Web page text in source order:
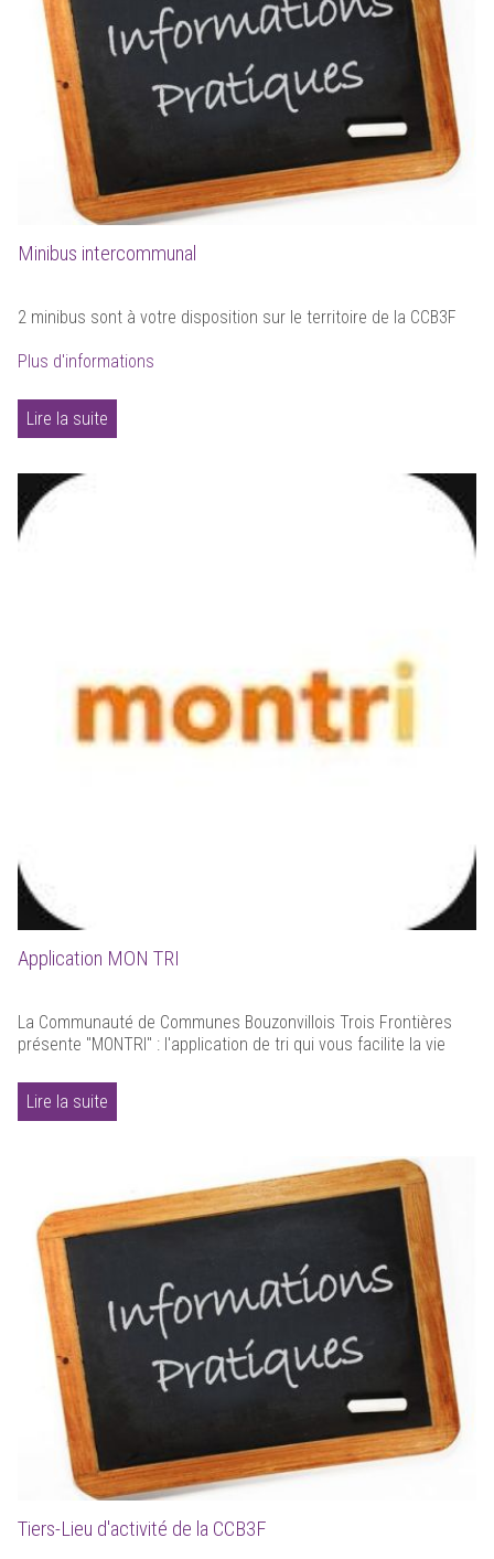
Minibus intercommunal
2 minibus sont à votre disposition sur le territoire de la CCB3F
Plus d'informations
Lire la suite
Application MON TRI
La Communauté de Communes Bouzonvillois Trois Frontières
présente "MONTRI" : l'application de tri qui vous facilite la vie
Lire la suite
Tiers-Lieu d'activité de la CCB3F